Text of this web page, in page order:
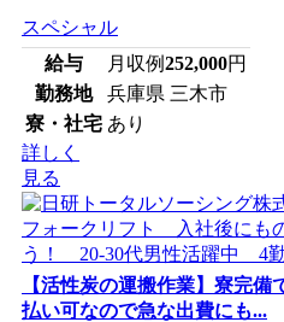
スペシャル
給与
月収例252,000円
勤務地
兵庫県 三木市
寮・社宅 あり
詳しく
見る
【活性炭の運搬作業】寮完
払い可なので急な出費にも...